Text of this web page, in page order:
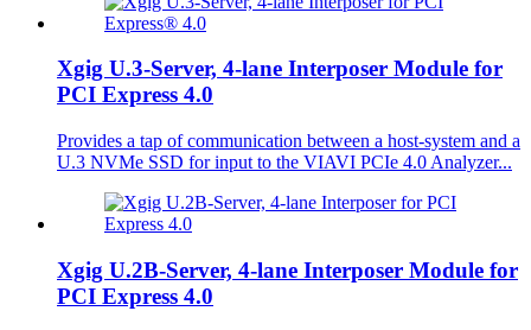
Xgig U.3-Server, 4-lane Interposer Module for
PCI Express 4.0
Provides a tap of communication between a host-system and a
U.3 NVMe SSD for input to the VIAVI PCIe 4.0 Analyzer...
Xgig U.2B-Server, 4-lane Interposer Module for
PCI Express 4.0